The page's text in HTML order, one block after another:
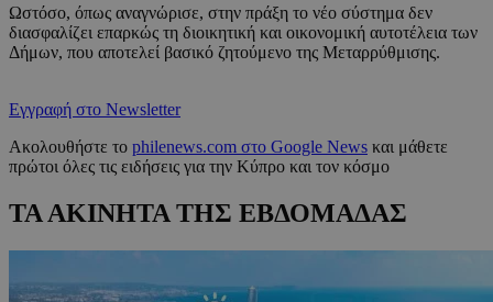
Ωστόσο, όπως αναγνώρισε, στην πράξη το νέο σύστημα δεν
διασφαλίζει επαρκώς τη διοικητική και οικονομική αυτοτέλεια των
Δήμων, που αποτελεί βασικό ζητούμενο της Μεταρρύθμισης.
Εγγραφή στο Newsletter
Ακολουθήστε το philenews.com στο Google News και μάθετε
πρώτοι όλες τις ειδήσεις για την Κύπρο και τον κόσμο
ΤΑ ΑΚΙΝΗΤΑ ΤΗΣ ΕΒΔΟΜΑΔΑΣ